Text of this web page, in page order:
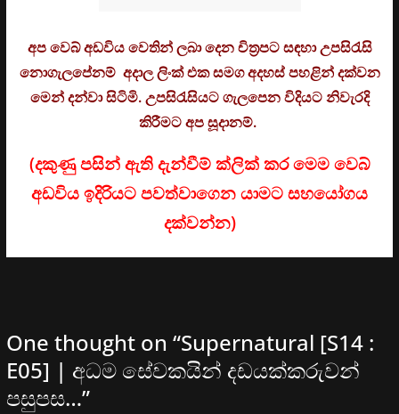
අප වෙබ් අඩවිය වෙතින් ලබා දෙන චිත්‍රපට සඳහා උපසිරැසි
නොගැලපේනම් අදාල ලිංක් එක සමග අදහස් පහළින් දක්වන
මෙන් දන්වා සිටිමි. උපසිරැසියට ගැලපෙන විදියට නිවැරදි
කිරීමට අප සූදානම්.
(දකුණු පසින් ඇති දැන්වීම් ක්ලික් කර මෙම වෙබ්
අඩවිය ඉදිරියට පවත්වාගෙන යාමට සහයෝගය
දක්වන්න)
One thought on “Supernatural [S14 :
E05] | අධම සේවකයින් දඩයක්කරුවන්
පසුපස…”